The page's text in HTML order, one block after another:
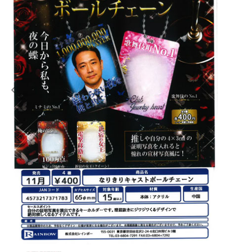
カプセルトイマシン本体
カプセルトイ
販促用空カプセル
レンタル
景品・玩具・文具
販促用カプセルトイ
よくあるご質問
ご利用ガイド